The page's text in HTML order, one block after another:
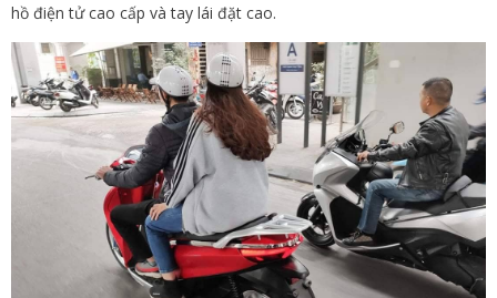
hồ điện tử cao cấp và tay lái đặt cao.